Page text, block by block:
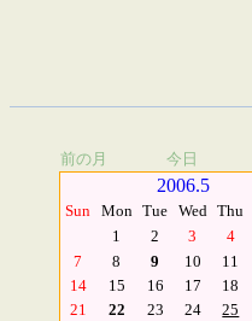
前の月 今日
2006.5
Sun Mon Tue Wed Thu
1
2 3 4
7
8 9 10 11
14
15 16 17 18
21
22 23 24 25